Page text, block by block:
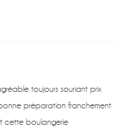
toujours souriant prix
préparation franchement
cette boulangerie